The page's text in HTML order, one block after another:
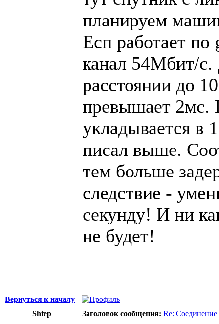
планируем
Есп работает по
канал 54Мбит/
расстоянии до
превышает 2мс.
укладывается в
писал выше.
тем больше
следствие -
секунду! И ни
не будет!
Вернуться к началу
Shtep
Заголовок сообщения: Re: